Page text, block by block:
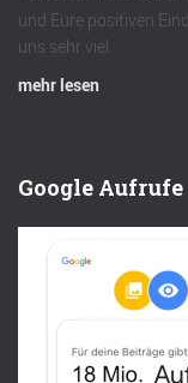
und Eure positiven
uns sehr viel.
mehr lesen
Google Aufrufe